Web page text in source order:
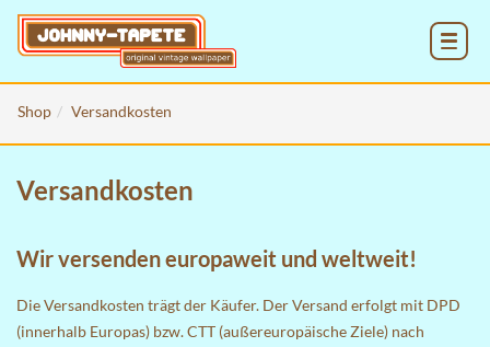
Shop Versandkosten
Versandkosten
Wir versenden europaweit und weltweit!
Die Versandkosten trägt der Käufer. Der Versand erfolgt mit DPD
(innerhalb Europas) bzw. CTT (außereuropäische Ziele) nach